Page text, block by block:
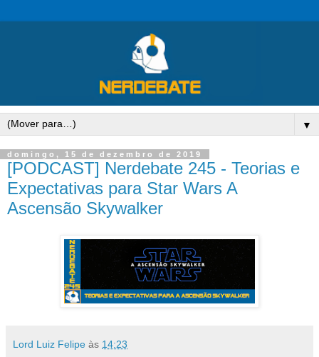
▼
domingo, 15 de dezembro de 2019
[PODCAST] Nerdebate 245 - Teorias e
Expectativas para Star Wars A
Ascensão Skywalker
Lord Luiz Felipe às 14:23